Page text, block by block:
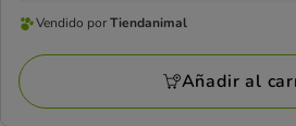
opiniones
a
Vendido
por
Tiendanimal
Vendido porTiendanimal
Añadir al